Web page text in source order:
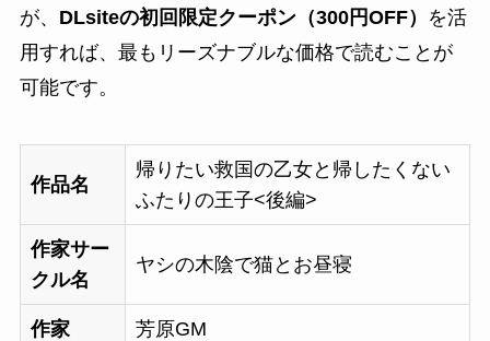
が、 DLsiteの初回限定クーポン（300円OFF）
を活
用すれば、最もリーズナブルな価格で読むことが
可能です。
作品名
帰りたい救国の乙女と帰したくない
ふたりの王子<後編>
作家サー
クル名
ヤシの木陰で猫とお昼寝
作家 芳原GM